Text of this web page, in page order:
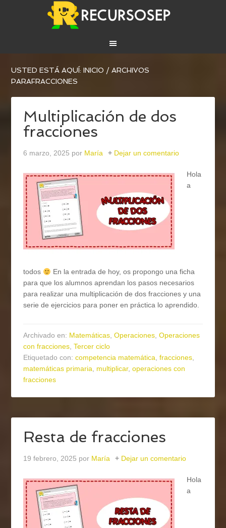
USTED ESTÁ AQUÍ:INICIO / ARCHIVOS
PARAFRACCIONES
Multiplicación de dos
fracciones
6 marzo, 2025 por María Dejar un comentario
Hola
a
todos
En la entrada de hoy, os propongo una ficha
para que los alumnos aprendan los pasos necesarios
para realizar una multiplicación de dos fracciones y una
serie de ejercicios para poner en práctica lo aprendido.
Archivado en: Matemáticas,Operaciones,Operaciones
con fracciones,Tercer ciclo
Etiquetado con:competencia matemática,fracciones,
matemáticas primaria, multiplicar,operaciones con
fracciones
Resta de fracciones
19 febrero, 2025 por María Dejar un comentario
Hola
a